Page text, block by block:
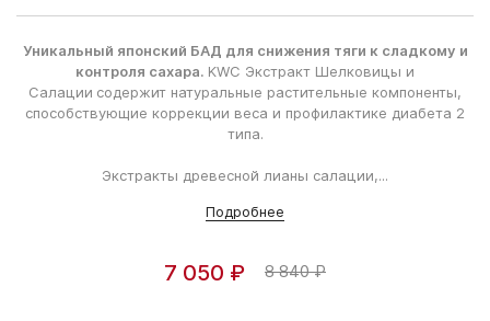
Уникальный японский БАД для снижения тяги к сладкому и
контроля сахара. KWC Экстракт Шелковицы и
Салации содержит натуральные растительные компоненты,
способствующие коррекции веса и профилактике диабета 2
типа.
Экстракты древесной лианы салации,...
Подробнее
7 050 ₽ 8 840 ₽